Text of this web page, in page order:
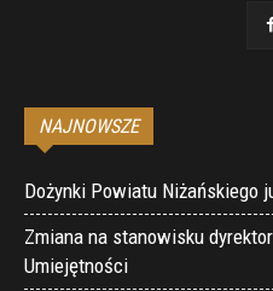
NAJNOWSZE
Dożynki Powiatu Niżańskiego
Zmiana na stanowisku
Umiejętności